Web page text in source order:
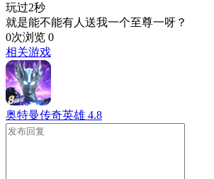
玩过2秒
就是能不能有人送我一个至尊一呀？
0次浏览 0
相关游戏
奥特曼传奇英雄 4.8